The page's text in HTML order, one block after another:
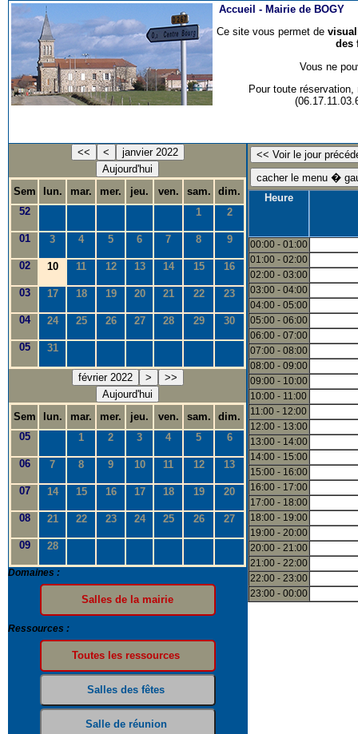
Accueil - Mairie de BOGY
Ce site vous permet de
des
Vous ne
Pour toute
<< <
janvier 2022
Aujourd'hui
Sem
lun. mar. mer. jeu. ven. sam.
dim.
52
1 2
01 3 4 5 6 7 8 9
02 10 11 12 13 14 15 16
03 17 18 19 20 21 22 23
04 24 25 26 27 28 29 30
05 31
février 2022 >
>>
Aujourd'hui
Sem
lun. mar. mer. jeu. ven. sam.
dim.
05
1 2 3 4 5 6
06 7 8 9 10 11 12 13
07 14 15 16 17 18 19 20
08 21 22 23 24 25 26 27
09 28
Domaines :
Ressources :
Heure
00:00 - 01:00
01:00 - 02:00
02:00 - 03:00
03:00 - 04:00
04:00 - 05:00
05:00 - 06:00
06:00 - 07:00
07:00 - 08:00
08:00 - 09:00
09:00 - 10:00
10:00 - 11:00
11:00 - 12:00
12:00 - 13:00
13:00 - 14:00
14:00 - 15:00
15:00 - 16:00
16:00 - 17:00
17:00 - 18:00
18:00 - 19:00
19:00 - 20:00
20:00 - 21:00
21:00 - 22:00
22:00 - 23:00
23:00 - 00:00